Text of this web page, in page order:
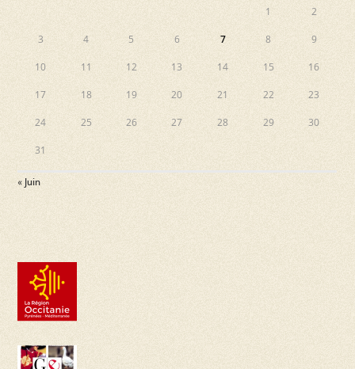
1 2
3 4 5 6 7 8 9
10 11 12 13 14 15 16
17 18 19 20 21 22 23
24 25 26 27 28 29 30
31
« Juin